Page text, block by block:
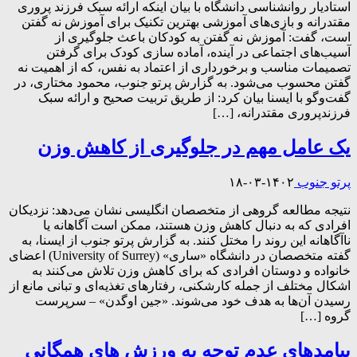
استادیار روانشناسی دانشگاه با بیان اینکه ارائه سبک فرزند پروری
مقتدرانه و بازی‌های آموزشی بهترین تکنیک برای آموزش نه گفتن
است، گفت: آموزش نه گفتن به کودکان باعث جلوگیری از
آسیب‌های اجتماعی در آینده، آماده سازی کودک برای گرفتن
تصمیمات مناسب و برخورداری از اعتماد به نفس، که از اهمیت نه
گفتن محسوب می‌شود. به گزارش پرتو جنوب، محمود مختاری، در
گفت‌وگو با ایسنا بیان کرد: از طریق تربیت صحیح و ارائه سبک
فرزندپروری مقتدرانه، […]
یک عامل مهم در جلوگیری از کاهش وزن
پرتو جنوب ۱۴۰۲-۰۳-۱۸
نتیجه مطالعه گروهی از متخصصان انگلیسی نشان می‌دهد: نزدیکان
افرادی که به دنبال کاهش وزن هستند، ممکن است آگاهانه یا
ناآگاهانه این روند را مختل کنند. به گزارش پرتو جنوب از ایسنا، به
گفته متخصصان در دانشگاه «ساری» (University of Surrey) اعضای
خانواده و دوستان افرادی که برای کاهش وزن تلاش می‌کنند به
اشکال مختلف از جمله کارشکنی، رفتارهای تغذیه‌ای و تبانی مانع از
رسیدن آن‌ها به هدف خود می‌شوند. «جین اوگدن» – سرپرست
گروه […]
پیامدهای عدم توجه به ورزش های همگانی